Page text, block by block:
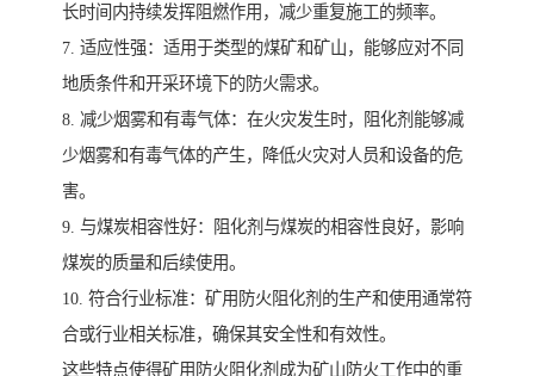
长时间内持续发挥阻燃作用，减少重复施工的频率。
7. 适应性强：适用于类型的煤矿和矿山，能够应对不同
地质条件和开采环境下的防火需求。
8. 减少烟雾和有毒气体：在火灾发生时，阻化剂能够减
少烟雾和有毒气体的产生，降低火灾对人员和设备的危
害。
9. 与煤炭相容性好：阻化剂与煤炭的相容性良好，影响
煤炭的质量和后续使用。
10. 符合行业标准：矿用防火阻化剂的生产和使用通常符
合或行业相关标准，确保其安全性和有效性。
这些特点使得矿用防火阻化剂成为矿山防火工作中的重